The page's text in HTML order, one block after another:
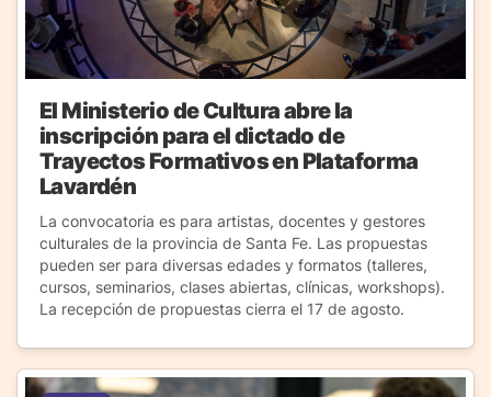
El Ministerio de Cultura abre la
inscripción para el dictado de
Trayectos Formativos en Plataforma
Lavardén
La convocatoria es para artistas, docentes y gestores
culturales de la provincia de Santa Fe. Las propuestas
pueden ser para diversas edades y formatos (talleres,
cursos, seminarios, clases abiertas, clínicas, workshops).
La recepción de propuestas cierra el 17 de agosto.